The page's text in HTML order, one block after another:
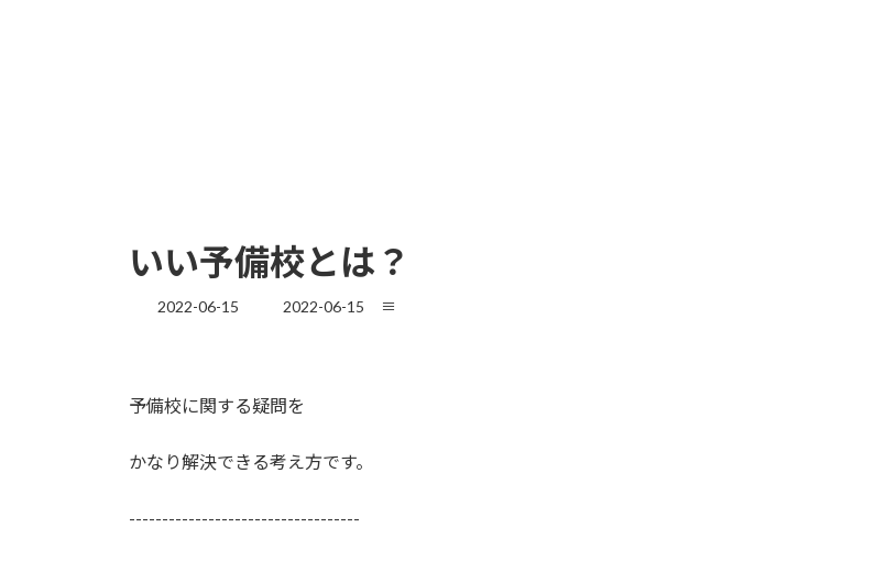
いい予備校とは？
2022-06-15
最
時
2022-06-15 ≡
予備校に関する疑問を
かなり解決できる考え方です。
-----------------------------------